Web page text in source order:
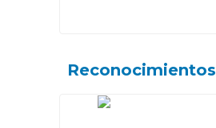
Reconocimientos